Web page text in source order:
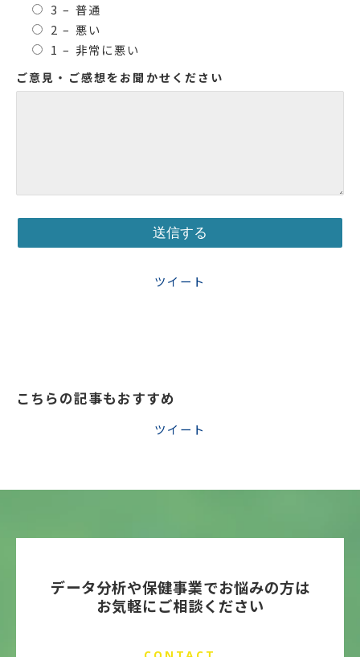
3 – 普通
2 – 悪い
1 – 非常に悪い
ご意見・ご感想をお聞かせください
ツイート
こちらの記事もおすすめ
ツイート
データ分析や保健事業でお悩みの方は
お気軽にご相談ください